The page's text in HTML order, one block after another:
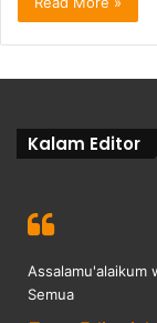
Kalam Editor
Assalamu'alaikum
Semua